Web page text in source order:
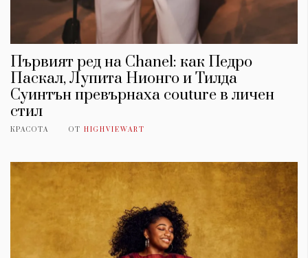
Първият ред на Chanel: как Педро
Паскал, Лупита Нионго и Тилда
Суинтън превърнаха couture в личен
стил
КРАСОТА ОТ HIGHVIEWART